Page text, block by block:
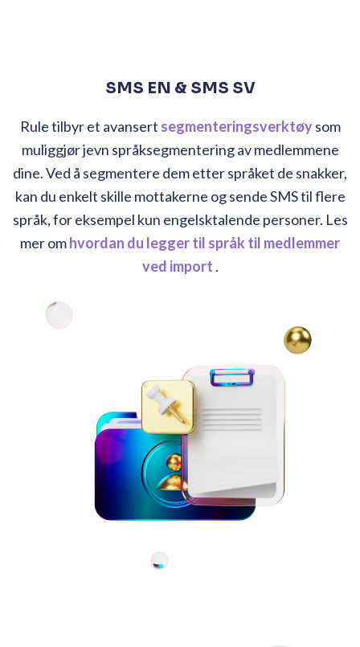
SMS EN & SMS SV
Rule tilbyr et avansert segmenteringsverktøysom
muliggjør jevn språksegmentering av medlemmene
dine. Ved å segmentere dem etter språket de snakker,
kan du enkelt skille mottakerne og sende SMS til flere
språk, for eksempel kun engelsktalende personer. Les
mer omhvordan du legger til språk til medlemmer
ved import .